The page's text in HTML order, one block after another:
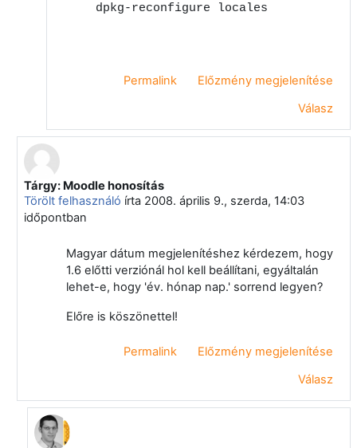
dpkg-reconfigure locales
Permalink
Előzmény megjelenítése
Válasz
Válasz erre: Vágvölgyi Csaba
Tárgy: Moodle honosítás
Törölt felhasználó írta 2008. április 9., szerda, 14:03
időpontban
Magyar dátum megjelenítéshez kérdezem, hogy
1.6 előtti verziónál hol kell beállítani, egyáltalán
lehet-e, hogy 'év. hónap nap.' sorrend legyen?
Előre is köszönettel!
Permalink
Előzmény megjelenítése
Válasz